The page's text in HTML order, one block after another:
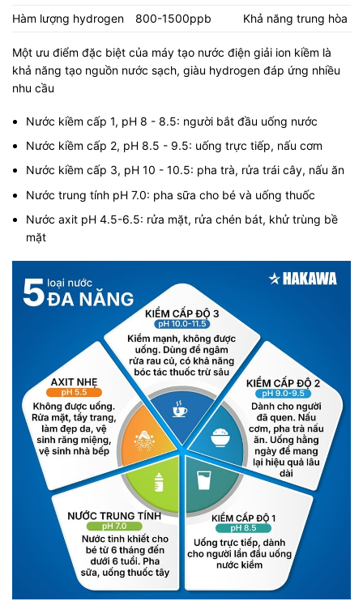
Hàm lượng hydrogen
800-1500ppb Khả năng trung hòa
Một ưu điểm đặc biệt của máy tạo nước điện giải ion kiềm là
khả năng tạo nguồn nước sạch, giàu hydrogen đáp ứng nhiều
nhu cầu
Nước kiềm cấp 1, pH 8 - 8.5: người bắt đầu uống nước
Nước kiềm cấp 2, pH 8.5 - 9.5: uống trực tiếp, nấu cơm
Nước kiềm cấp 3, pH 10 - 10.5: pha trà, rửa trái cây, nấu ăn
Nước trung tính pH 7.0: pha sữa cho bé và uống thuốc
Nước axit pH 4.5-6.5: rửa mặt, rửa chén bát, khử trùng bề
mặt